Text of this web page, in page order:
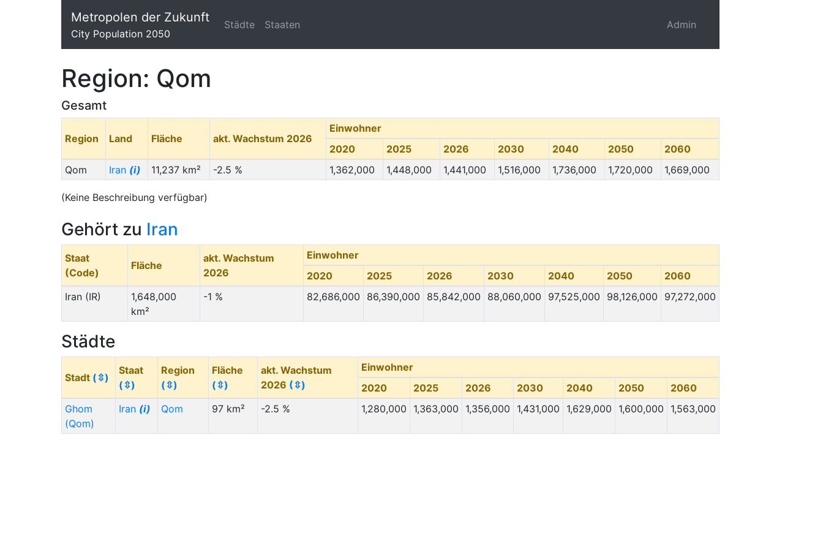
Metropolen der Zukunft
City Population 2050
Städte Staaten Admin
Region: Qom
Gesamt
Region Land Fläche akt. Wachstum 2026
Einwohner
2020
2025 2026 2030 2040 2050
2060
Qom
Iran (i) 11,237 km² -2.5 % 1,362,000 1,448,000 1,441,000 1,516,000 1,736,000 1,720,000 1,669,000
(Keine Beschreibung verfügbar)
Gehört zu Iran
Staat
(Code)
Fläche
akt. Wachstum
2026
Einwohner
2020
2025 2026 2030 2040 2050
2060
Iran (IR)
1,648,000
km²
-1 % 82,686,000 86,390,000 85,842,000 88,060,000 97,525,000 98,126,000 97,272,000
Städte
Stadt (⇳)
Staat
(⇳)
Region
(⇳)
Fläche
(⇳)
akt. Wachstum
2026 (⇳)
Einwohner
2020
2025 2026 2030 2040 2050
2060
Ghom
(Qom)
Iran (i) Qom 97 km² -2.5 % 1,280,000 1,363,000 1,356,000 1,431,000 1,629,000 1,600,000 1,563,000